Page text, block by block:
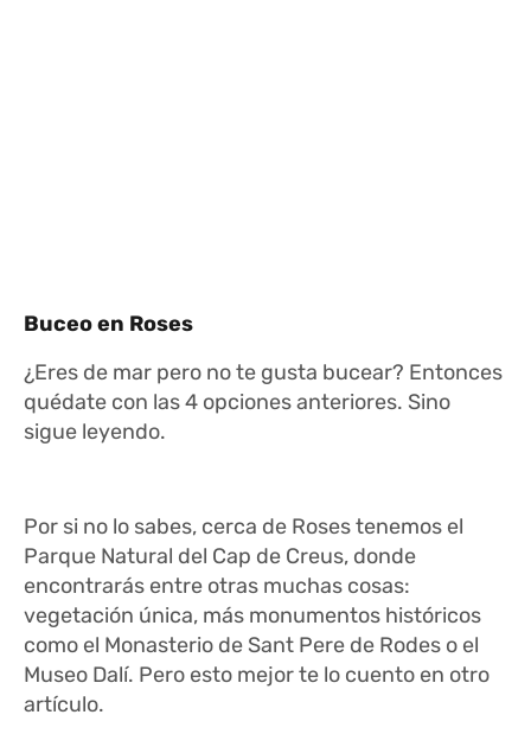
Buceo en Roses
¿Eres de mar pero no te gusta bucear? Entonces
quédate con las 4 opciones anteriores. Sino
sigue leyendo.
Por si no lo sabes, cerca de Roses tenemos el
Parque Natural del Cap de Creus, donde
encontrarás entre otras muchas cosas:
vegetación única, más monumentos históricos
como el Monasterio de Sant Pere de Rodes o el
Museo Dalí. Pero esto mejor te lo cuento en otro
artículo.